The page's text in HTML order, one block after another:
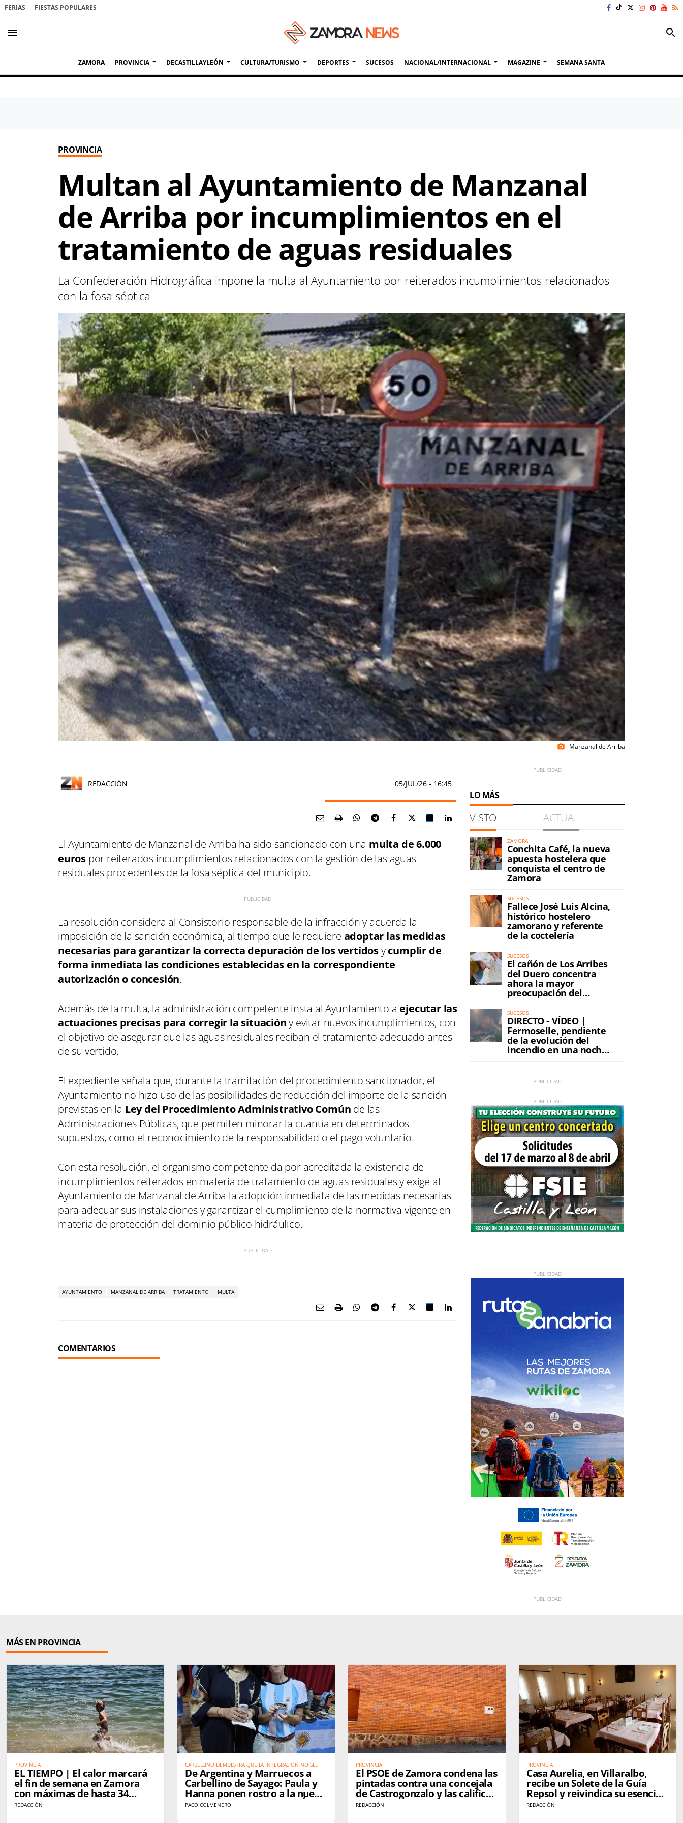
FERIAS FIESTAS POPULARES
menu search
ZAMORA PROVINCIA DECASTILLAYLEÓN CULTURA/TURISMO DEPORTES SUCESOS NACIONAL/INTERNACIONAL MAGAZINE SEMANA SANTA
PROVINCIA
Multan al Ayuntamiento de Manzanal
de Arriba por incumplimientos en el
tratamiento de aguas residuales
La Confederación Hidrográfica impone la multa al Ayuntamiento por reiterados incumplimientos relacionados
con la fosa séptica
photo_camera Manzanal de Arriba
REDACCIÓN 05/JUL/26 - 16:45
El Ayuntamiento de Manzanal de Arriba ha sido sancionado con una multa de 6.000
euros por reiterados incumplimientos relacionados con la gestión de las aguas
residuales procedentes de la fosa séptica del municipio.
La resolución considera al Consistorio responsable de la infracción y acuerda la
imposición de la sanción económica, al tiempo que le requiere adoptar las medidas
necesarias para garantizar la correcta depuración de los vertidosycumplir de
forma inmediata las condiciones establecidas en la correspondiente
autorización o concesión.
Además de la multa, la administración competente insta al Ayuntamiento a ejecutar las
actuaciones precisas para corregir la situacióny evitar nuevos incumplimientos, con
el objetivo de asegurar que las aguas residuales reciban el tratamiento adecuado antes
de su vertido.
El expediente señala que, durante la tramitación del procedimiento sancionador, el
Ayuntamiento no hizo uso de las posibilidades de reducción del importe de la sanción
previstas en la Ley del Procedimiento Administrativo Común de las
Administraciones Públicas, que permiten minorar la cuantía en determinados
supuestos, como el reconocimiento de la responsabilidad o el pago voluntario.
Con esta resolución, el organismo competente da por acreditada la existencia de
incumplimientos reiterados en materia de tratamiento de aguas residuales y exige al
Ayuntamiento de Manzanal de Arriba la adopción inmediata de las medidas necesarias
para adecuar sus instalaciones y garantizar el cumplimiento de la normativa vigente en
materia de protección del dominio público hidráulico.
AYUNTAMIENTO MANZANAL DE ARRIBA TRATAMIENTO MULTA
COMENTARIOS
LO MÁS
VISTO ACTUAL
ZAMORA
Conchita Café, la nueva
apuesta hostelera que
conquista el centro de
Zamora
SUCESOS
Fallece José Luis Alcina,
histórico hostelero
zamorano y referente
de la coctelería
SUCESOS
El cañón de Los Arribes
del Duero concentra
ahora la mayor
preocupación del
incendio
SUCESOS
DIRECTO - VÍDEO |
Fermoselle, pendiente
de la evolución del
incendio en una noche
MÁS EN PROVINCIA
PROVINCIA
EL TIEMPO | El calor marcará
el fin de semana en Zamora
con máximas de hasta 34
grados
REDACCIÓN
CARBELLINO DEMUESTRA QUE LA INTEGRACIÓN NO SE
EXPLICA: SE VIVE. كاربيّينو تُثبت أن الاندماج الحقيقي لا يحتاج إلى
شرح… بل يُعاش
De Argentina y Marruecos a
Carbellino de Sayago: Paula y
Hanna ponen rostro a la nueva
mujer rural. من الأرجنتين والمغرب
PACO COLMENERO
PROVINCIA
El PSOE de Zamora condena las
pintadas contra una concejala
de Castrogonzalo y las califica
de "ataque a la democracia"
REDACCIÓN
PROVINCIA
Casa Aurelia, en Villaralbo,
recibe un Solete de la Guía
Repsol y reivindica su esencia
tras 37 años de historia
REDACCIÓN